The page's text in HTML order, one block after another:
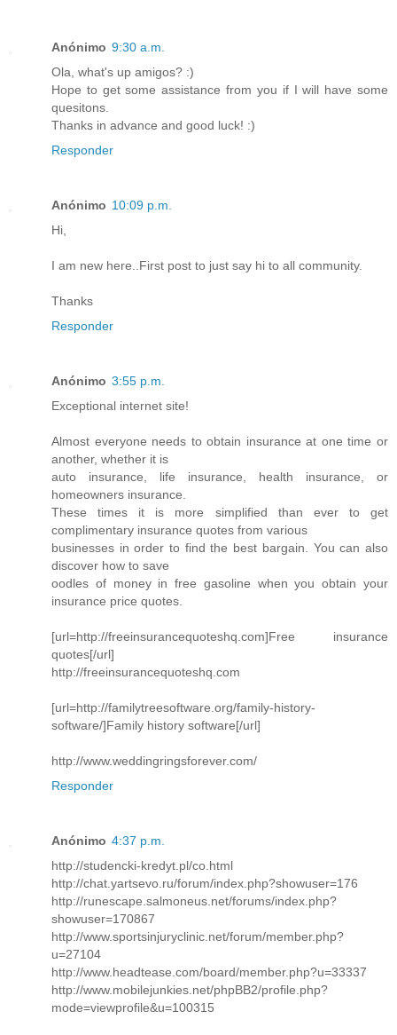
Anónimo 9:30 a.m.
Ola, what's up amigos? :)
Hope to get some assistance from you if I will have some
quesitons.
Thanks in advance and good luck! :)
Responder
Anónimo 10:09 p.m.
Hi,
I am new here..First post to just say hi to all community.
Thanks
Responder
Anónimo 3:55 p.m.
Exceptional internet site!
Almost everyone needs to obtain insurance at one time or
another, whether it is
auto insurance, life insurance, health insurance, or
homeowners insurance.
These times it is more simplified than ever to get
complimentary insurance quotes from various
businesses in order to find the best bargain. You can also
discover how to save
oodles of money in free gasoline when you obtain your
insurance price quotes.
[url=http://freeinsurancequoteshq.com]Free insurance
quotes[/url]
http://freeinsurancequoteshq.com
[url=http://familytreesoftware.org/family-history-
software/]Family history software[/url]
http://www.weddingringsforever.com/
Responder
Anónimo 4:37 p.m.
http://studencki-kredyt.pl/co.html
http://chat.yartsevo.ru/forum/index.php?showuser=176
http://runescape.salmoneus.net/forums/index.php?
showuser=170867
http://www.sportsinjuryclinic.net/forum/member.php?
u=27104
http://www.headtease.com/board/member.php?u=33337
http://www.mobilejunkies.net/phpBB2/profile.php?
mode=viewprofile&u=100315